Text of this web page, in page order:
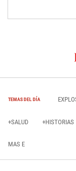
TEMAS DEL DÍA
+SALUD +HISTORIAS
MAS E